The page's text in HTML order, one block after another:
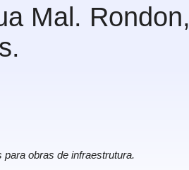
em São Vicente
Mal. Rondon,
obras de infraestrutura.